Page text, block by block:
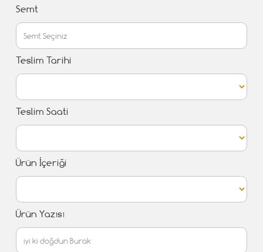
Semt
Teslim Tarihi
Teslim Saati
Ürün İçeriği
Ürün Yazısı